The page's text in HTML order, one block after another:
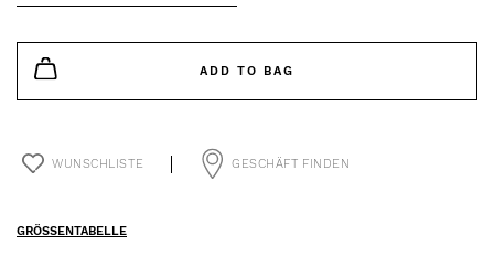
ADD TO BAG
WUNSCHLISTE GESCHÄFT FINDEN
GRÖSSENTABELLE